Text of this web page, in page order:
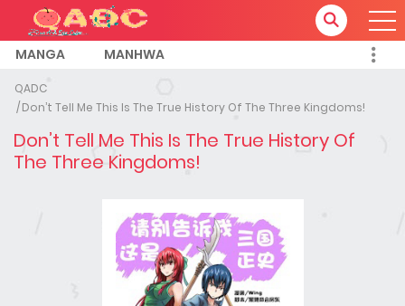
MANGA MANHWA
QADC
Don’t Tell Me This Is The True History Of The Three Kingdoms!
Don’t Tell Me This Is The True History Of
The Three Kingdoms!